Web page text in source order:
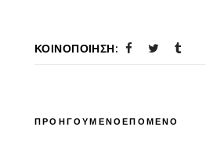
ΚΟΙΝΟΠΟΊΗΣΗ:
ΠΡΟΗΓΟΥΜΕΝΟΕΠΟΜΕΝΟ